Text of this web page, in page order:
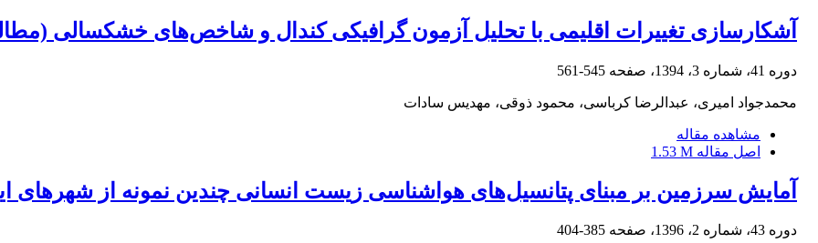
آشکارسازی تغییرات اقلیمی با تحلیل آزمون گرافیکی کندال و شاخص‌های خشکسالی
دوره 41، شماره 3، 1394، صفحه 545-561
محمدجواد امیری، عبدالرضا کرباسی، محمود ذوقی، مهدیس سادات
مشاهده مقاله
اصل مقاله 1.53 M
آمایش سرزمین بر مبنای پتانسیل‌های هواشناسی زیست انسانی چندین نمونه از شهرهای
دوره 43، شماره 2، 1396، صفحه 385-404